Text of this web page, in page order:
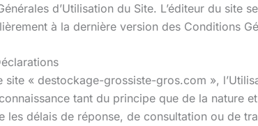
d’Utilisation du Site. L’éditeur du
à la dernière version des Conditions
site « destockage-grossiste-gros.com »,
tant du principe que de la nature
les délais de réponse, de consultation ou de